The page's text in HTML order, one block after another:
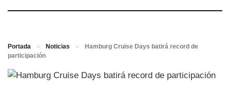
Portada » Noticias »
Hamburg Cruise Days batirá record de
participación